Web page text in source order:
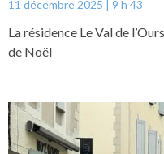
11 décembre 2025 9 h 43
La résidence Le Val de
de Noël